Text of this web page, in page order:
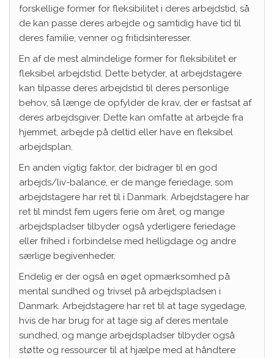
forskellige former for fleksibilitet i deres arbejdstid, så
de kan passe deres arbejde og samtidig have tid til
deres familie, venner og fritidsinteresser.
En af de mest almindelige former for fleksibilitet er
fleksibel arbejdstid. Dette betyder, at arbejdstagere
kan tilpasse deres arbejdstid til deres personlige
behov, så længe de opfylder de krav, der er fastsat af
deres arbejdsgiver. Dette kan omfatte at arbejde fra
hjemmet, arbejde på deltid eller have en fleksibel
arbejdsplan.
En anden vigtig faktor, der bidrager til en god
arbejds/liv-balance, er de mange feriedage, som
arbejdstagere har ret til i Danmark. Arbejdstagere har
ret til mindst fem ugers ferie om året, og mange
arbejdspladser tilbyder også yderligere feriedage
eller frihed i forbindelse med helligdage og andre
særlige begivenheder.
Endelig er der også en øget opmærksomhed på
mental sundhed og trivsel på arbejdspladsen i
Danmark. Arbejdstagere har ret til at tage sygedage,
hvis de har brug for at tage sig af deres mentale
sundhed, og mange arbejdspladser tilbyder også
støtte og ressourcer til at hjælpe med at håndtere